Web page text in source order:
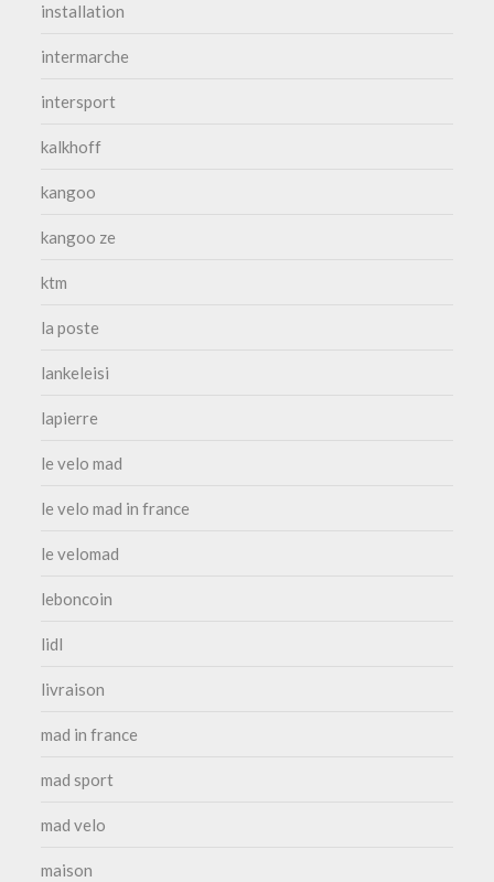
installation
intermarche
intersport
kalkhoff
kangoo
kangoo ze
ktm
la poste
lankeleisi
lapierre
le velo mad
le velo mad in france
le velomad
leboncoin
lidl
livraison
mad in france
mad sport
mad velo
maison